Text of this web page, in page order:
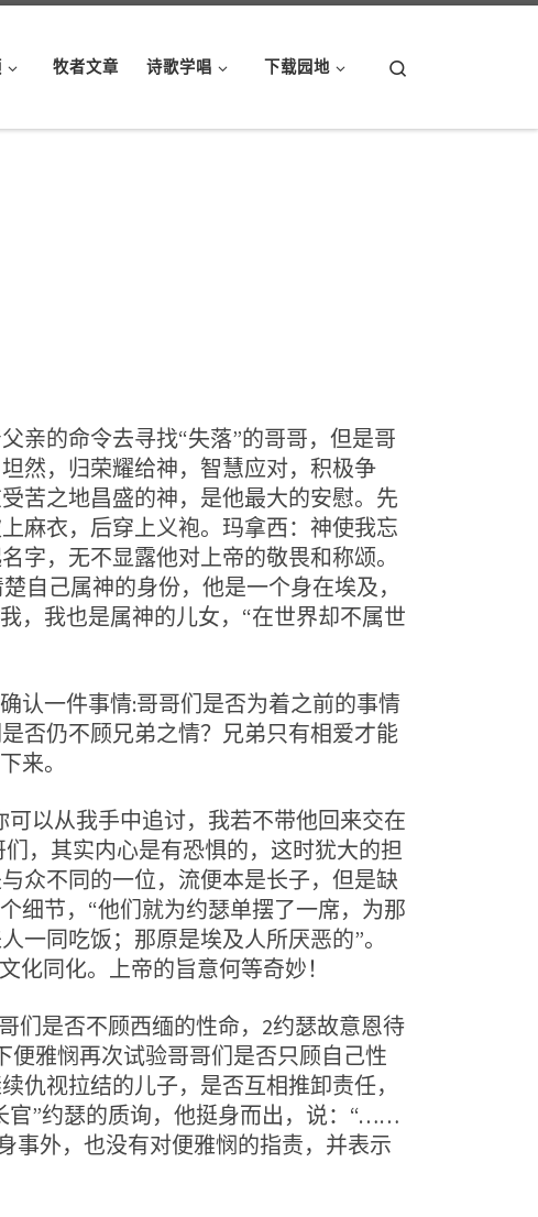
牧者文章 诗歌学唱 下载园地
的命令去寻找“失落”的哥哥，但是哥
然，归荣耀给神，智慧应对，积极争
苦之地昌盛的神，是他最大的安慰。先
麻衣，后穿上义袍。玛拿西：神使我忘
字，无不显露他对上帝的敬畏和称颂。
自己属神的身份，他是一个身在埃及，
，我也是属神的儿女，“在世界却不属世
一件事情:哥哥们是否为着之前的事情
否仍不顾兄弟之情？兄弟只有相爱才能
来。
以从我手中追讨，我若不带他回来交在
，其实内心是有恐惧的，这时犹大的担
众不同的一位，流便本是长子，但是缺
细节，“他们就为约瑟单摆了一席，为那
同吃饭；那原是埃及人所厌恶的”。
化同化。上帝的旨意何等奇妙！
是否不顾西缅的性命，2约瑟故意恩待
雅悯再次试验哥哥们是否只顾自己性
仇视拉结的儿子，是否互相推卸责任，
官”约瑟的质询，他挺身而出，说：“……
事外，也没有对便雅悯的指责，并表示